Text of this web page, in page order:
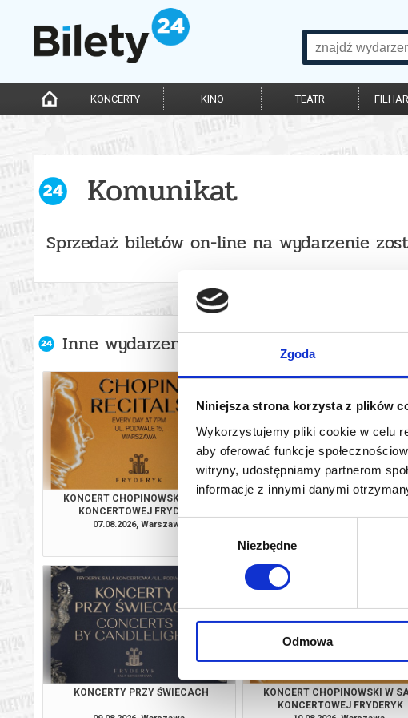
Zgoda
Niniejsza strona korzysta z plików
Wykorzystujemy pliki cookie w celu
aby oferować funkcje
witryny, udostępniamy partnerom
informacje z innymi danymi
Wybór
Niezbędne
Odmowa
KONCERTY KINO TEATR
Komunikat
Sprzedaż biletów on-line na wydarzenie
Inne wydarzenia organizatora
KONCERT CHOPINOWSKI W SALI
KONCERTOWEJ FRYDERYK
07.08.2026, Warszawa
KONCERTY PRZY ŚWIECACH
KONCERTY PRZY ŚWIECACH
KONCERT CHOPINOWSKI W
KONCERTOWEJ FRYDERYK